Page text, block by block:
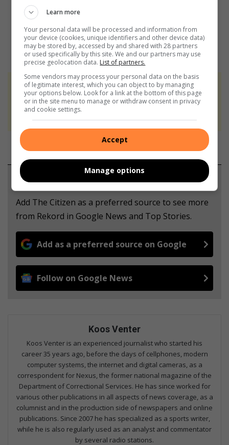
Vir jou daaglikse gratis gemeenskapsnuus, besoek Rekord
se webwerf:Rekord
Besoek ook onsFacebook, TwitterenInstagramblaaie.
At Caxton, every story is written by humans.
We use AI only to perform quality checks -
never to generate the news. Happy reading!
Support local journalism
Add The Citizen as a preferred source to see more
from Rekord in Google News and Top Stories.
Add as a preferred source on Google
Follow on Google News
Koos Venter
Koos Venter is an experienced journalist who started his
career 35 years ago, before the days of cellphones, modern
computer systems, the internet and digital cameras, as a
correspondent for Nexus, the former national magazine of the
Department of Correctional Services. He has since worked for
various other publications in all aspects of news coverage, as a
columnist and in the production side of newspapers and online
publications. Since 2007 he has specialized as a sports writer,
while he is also regularly used as an analyst and commentator
by several radio stations.
Learn more
Your personal data will be processed and information from
your device (cookies, unique identifiers and other device data)
may be stored by, accessed by and shared with 28 partners
or used specifically by this site. We and our partners may use
precise geolocation data. List of partners.
Some vendors may process your personal data on the basis
of legitimate interest, which you can object to by managing
your options below. Look for a link at the bottom of this page
or in the site menu to manage or withdraw consent in privacy
and cookie settings.
Accept
Manage options